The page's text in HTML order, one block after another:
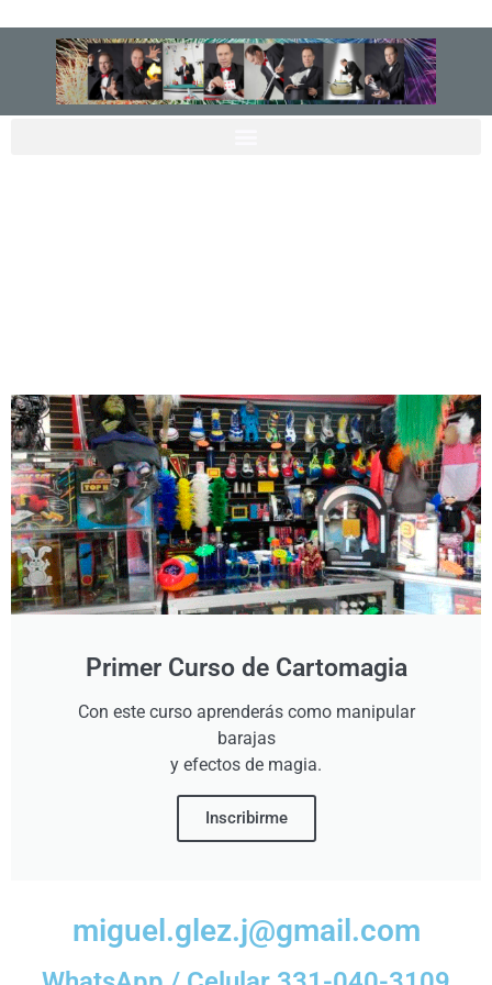
Inicio Quien soy
Espectáculos
Galería
Contacto
Primer Curso de Cartomagia
Con este curso aprenderás como manipular
barajas
y efectos de magia.
Inscribirme
miguel.glez.j@gmail.com